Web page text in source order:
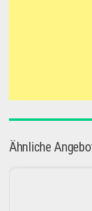
Ähnliche